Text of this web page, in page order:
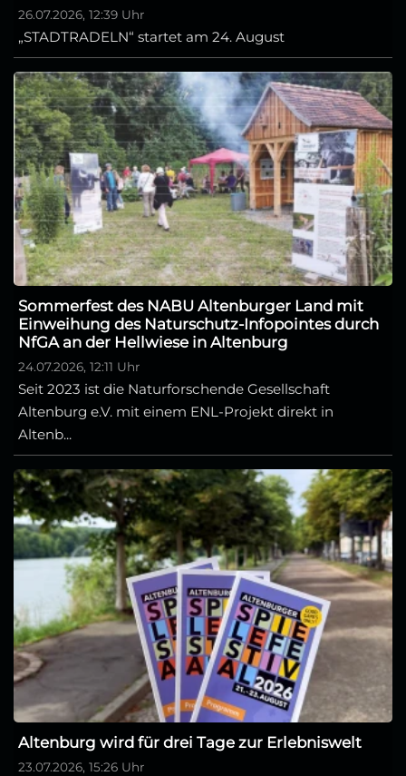
26.07.2026, 12:39 Uhr
„STADTRADELN“ startet am 24. August
Sommerfest des NABU Altenburger Land mit
Einweihung des Naturschutz-Infopointes durch
NfGA an der Hellwiese in Altenburg
24.07.2026, 12:11 Uhr
Seit 2023 ist die Naturforschende Gesellschaft
Altenburg e.V. mit einem ENL-Projekt direkt in
Altenb...
Altenburg wird für drei Tage zur Erlebniswelt
23.07.2026, 15:26 Uhr